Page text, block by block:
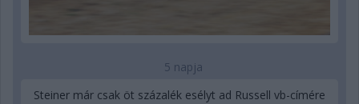
5 napja
Steiner már csak öt százalék esélyt ad Russell vb-címére